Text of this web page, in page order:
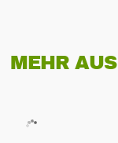
MEHR